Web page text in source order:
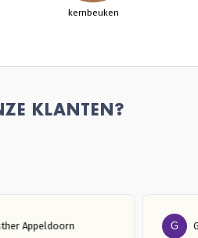
kernbeuken
KLANTEN?
E Esther Appeldoorn